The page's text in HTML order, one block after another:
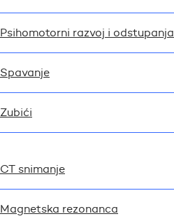
Psihomotorni razvoj i odstupanja
Spavanje
Zubići
CT snimanje
Magnetska rezonanca